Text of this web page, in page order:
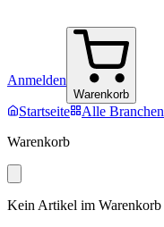
Anmelden
Warenkorb
Startseite Alle Branchen
Warenkorb
Kein Artikel im Warenkorb